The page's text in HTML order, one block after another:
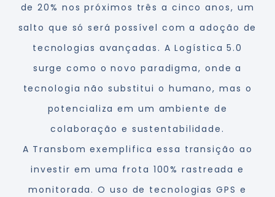
de 20% nos próximos três a cinco anos, um
salto que só será possível com a adoção de
tecnologias avançadas. A Logística 5.0
surge como o novo paradigma, onde a
tecnologia não substitui o humano, mas o
potencializa em um ambiente de
colaboração e sustentabilidade.
A Transbom exemplifica essa transição ao
investir em uma frota 100% rastreada e
monitorada. O uso de tecnologias GPS e